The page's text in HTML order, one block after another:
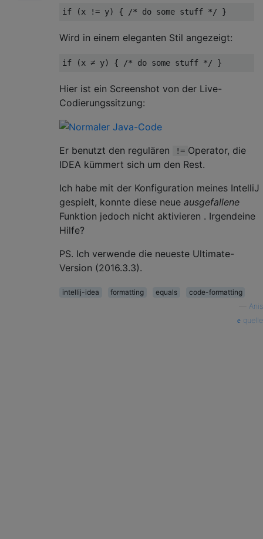
Wird in einem eleganten Stil angezeigt:
Hier ist ein Screenshot von der Live-
Codierungssitzung:
Er benutzt den regulären != Operator, die
IDEA kümmert sich um den Rest.
Ich habe mit der Konfiguration meines IntelliJ
gespielt, konnte diese neue ausgefallene
Funktion jedoch nicht aktivieren . Irgendeine
Hilfe?
PS. Ich verwende die neueste Ultimate-
Version (2016.3.3).
intellij-idea formatting equals
code-formatting
Anis
quelle